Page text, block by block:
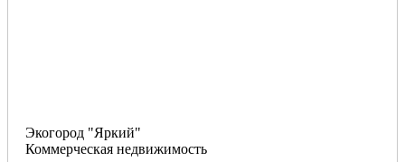
Экогород "Яркий"
Коммерческая недвижимость